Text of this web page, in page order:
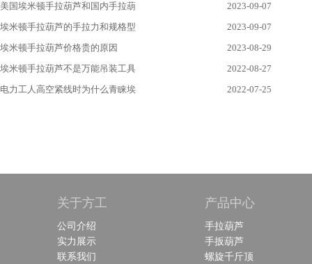
美国埃米顿手拉葫芦和国内手拉葫
2023-09-07
埃米顿手拉葫芦的手拉力和规格型
2023-09-07
埃米顿手拉葫芦价格贵的原因
2023-08-29
埃米顿手拉葫芦不是万能吊装工具
2022-08-27
电力工人高空紧线时为什么青睐埃
2022-07-25
关于方工
公司介绍
实力展示
联系我们
产品中心
手拉葫芦
手扳葫芦
螺旋千斤顶